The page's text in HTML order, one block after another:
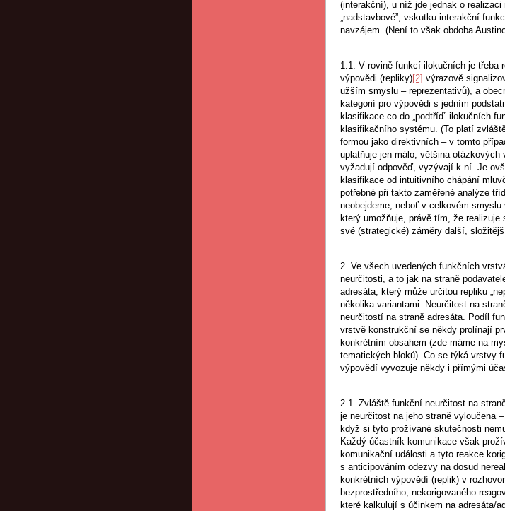
(interakční), u níž jde jednak o
„nadstavbové”, vskutku interakční
navzájem. (Není to však obdoba
1.1. V rovině funkcí ilokučních je třeba
výpovědi (repliky)[2] výrazově
užším smyslu – reprezentativů), a
kategorií pro výpovědi s jedním
klasifikace co do „podtříd” ilokučních
klasifikačního systému. (To platí
formou jako direktivních – v tomto
uplatňuje jen málo, většina
vyžadují odpověď, vyzývají k ní. Je
klasifikace od intuitivního chápání
potřebné při takto zaměřené analýze
neobejdeme, neboť v celkovém
který umožňuje, právě tím, že
své (strategické) záměry další,
2. Ve všech uvedených funkčních
neurčitosti, a to jak na straně
adresáta, který může určitou repliku
několika variantami. Neurčitost na
neurčitostí na straně adresáta. Podíl
vrstvě konstrukční se někdy prolínají
konkrétním obsahem (zde máme na
tematických bloků). Co se týká vrstvy
výpovědí vyvozuje někdy i přímými
2.1. Zvláště funkční neurčitost na
je neurčitost na jeho straně vyloučena
když si tyto prožívané skutečnosti
Každý účastník komunikace však
komunikační události a tyto reakce
s anticipováním odezvy na dosud
konkrétních výpovědí (replik) v
bezprostředního, nekorigovaného
které kalkulují s účinkem na adresáta/